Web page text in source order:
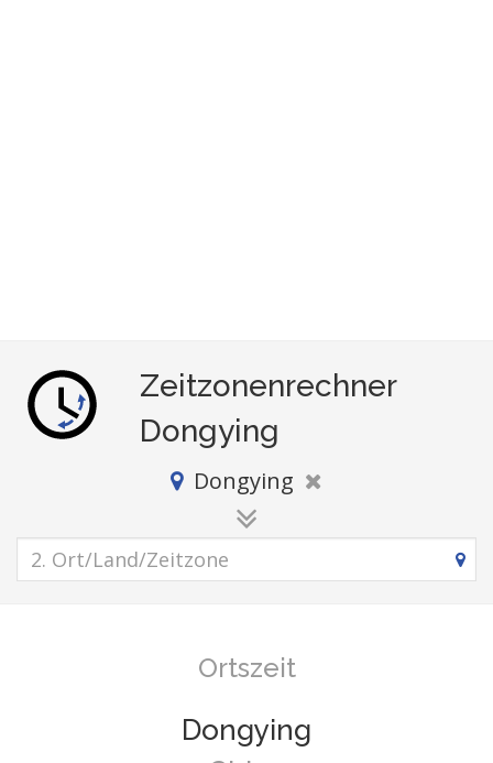
Zeitzonenrechner
Dongying
Dongying
Ortszeit
Dongying